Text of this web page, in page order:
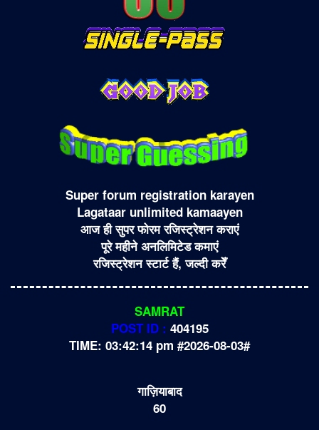
Super forum registration karayen
Lagataar unlimited kamaayen
आज ही सुपर फोरम रजिस्ट्रेशन कराएं
पूरे महीने अनलिमिटेड कमाएं
रजिस्ट्रेशन स्टार्ट हैं, जल्दी करेँ
SAMRAT
POST ID : 404195
TIME: 03:42:14 pm #2026-08-03#
गाज़ियाबाद
60